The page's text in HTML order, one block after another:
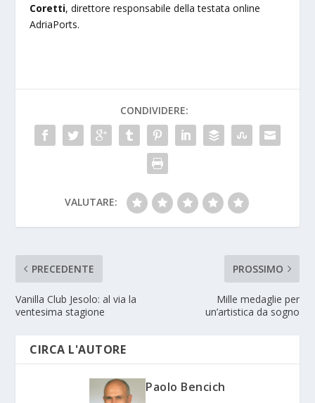
Coretti, direttore responsabile della testata online
AdriaPorts.
CONDIVIDERE:
VALUTARE:
PRECEDENTE
Vanilla Club Jesolo: al via la
ventesima stagione
PROSSIMO
Mille medaglie per
un’artistica da sogno
CIRCA L'AUTORE
Paolo Bencich